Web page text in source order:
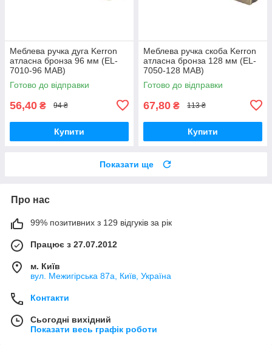
Меблева ручка дуга Kerron
атласна бронза 96 мм (EL-
7010-96 MAB)
Готово до відправки
56,40 ₴ 94 ₴
Купити
Меблева ручка скоба Kerron
атласна бронза 128 мм (EL-
7050-128 MAB)
Готово до відправки
67,80 ₴ 113 ₴
Купити
Показати ще
Про нас
99% позитивних з 129 відгуків за рік
Працює з 27.07.2012
м. Київ
вул. Межигірська 87а, Київ, Україна
Контакти
Сьогодні вихідний
Показати весь графік роботи